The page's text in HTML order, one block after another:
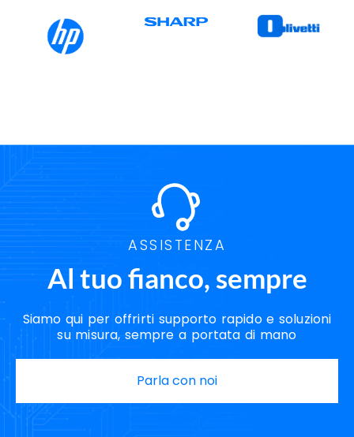
ASSISTENZA
Al tuo fianco, sempre
Siamo qui per offrirti supporto rapido e soluzioni
su misura, sempre a portata di mano
Parla con noi